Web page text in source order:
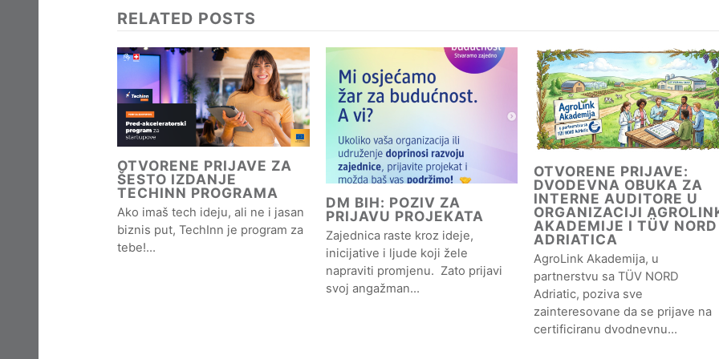
RELATED POSTS
OTVORENE PRIJAVE ZA
ŠESTO IZDANJE
TECHINN PROGRAMA
Ako imaš tech ideju, ali ne i jasan
biznis put, TechInn je program za
tebe!…
DM BIH: POZIV ZA
PRIJAVU PROJEKATA
Zajednica raste kroz ideje,
inicijative i ljude koji žele
napraviti promjenu. Zato prijavi
svoj angažman…
OTVORENE PRIJAVE:
DVODEVNA OBUKA ZA
INTERNE AUDITORE U
ORGANIZACIJI
AKADEMIJE I TÜV NORD
ADRIATICA
AgroLink Akademija, u
partnerstvu sa TÜV NORD
Adriatic, poziva sve
zainteresovane da se prijave na
certificiranu dvodnevnu…